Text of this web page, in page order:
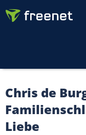
Chris de
Liebe